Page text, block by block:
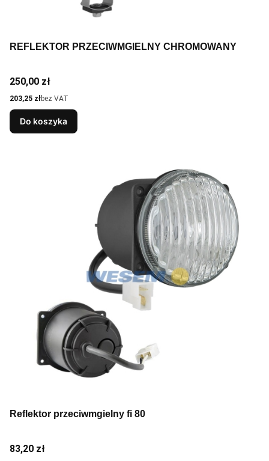
REFLEKTOR PRZECIWMGIELNY CHROMOWANY
Cena
250,00 zł
Cena
203,25 złbez VAT
Do koszyka
Reflektor przeciwmgielny fi 80
Cena
83,20 zł